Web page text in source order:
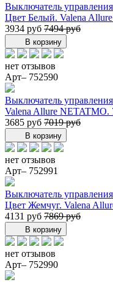
Выключатель
Цвет Белый. Valena
3934 руб 7494 руб
В корзину
нет отзывов
Арт– 752590
Выключатель
Valena Allure NETATMO.
3685 руб 7019 руб
В корзину
нет отзывов
Арт– 752991
Выключатель
Цвет Жемчуг. Valena
4131 руб 7869 руб
В корзину
нет отзывов
Арт– 752990